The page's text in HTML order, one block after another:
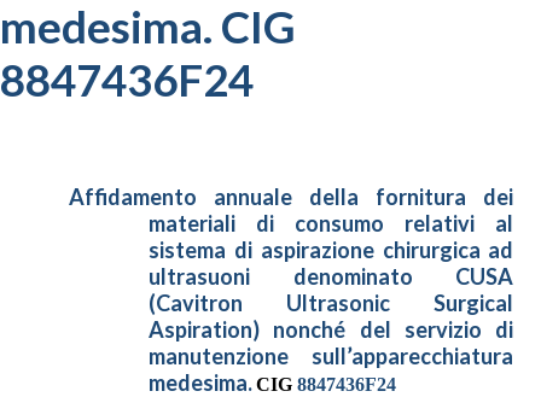
medesima. CIG
8847436F24
Affidamento annuale della fornitura dei
materiali di consumo relativi al
sistema di aspirazione chirurgica ad
ultrasuoni denominato CUSA
(Cavitron Ultrasonic Surgical
Aspiration) nonché del servizio di
manutenzione sull’apparecchiatura
medesima.CIG 8847436F24